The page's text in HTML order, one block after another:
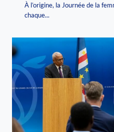
À l’origine, la Journée de la
chaque...